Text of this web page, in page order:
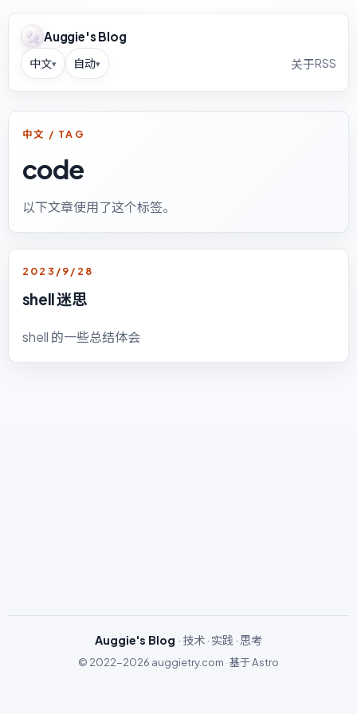
Auggie's Blog
中文▾ 自动▾ 关于RSS
中文 / TAG
code
以下文章使用了这个标签。
2023/9/28
shell 迷思
shell 的一些总结体会
Auggie's Blog · 技术 · 实践 · 思考
© 2022-2026 auggietry.com ·基于Astro